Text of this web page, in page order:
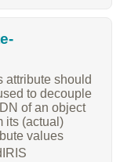
attribute should
to decouple
of an object
its (actual)
values